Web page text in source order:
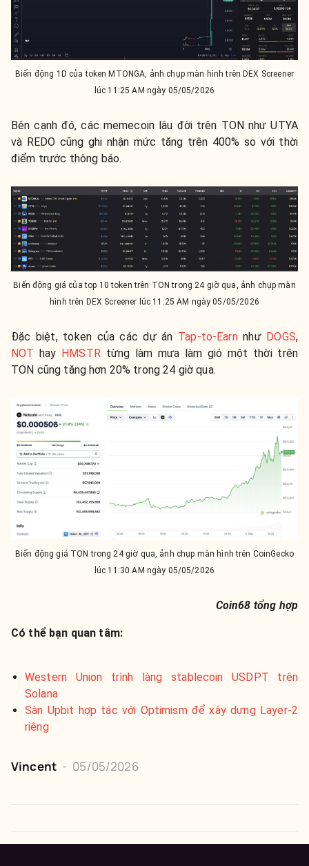
Biến động 1D của token MTONGA, ảnh chụp màn hình trên DEX Screener
lúc 11:25 AM ngày 05/05/2026
Bên cạnh đó, các memecoin lâu đời trên TON như UTYA
và REDO cũng ghi nhận mức tăng trên 400% so với thời
điểm trước thông báo.
Biến động giá của top 10 token trên TON trong 24 giờ qua, ảnh chụp màn
hình trên DEX Screener lúc 11:25 AM ngày 05/05/2026
Đặc biệt, token của các dự án Tap-to-Earnnhư DOGS,
NOT hay HMSTR từng làm mưa làm gió một thời trên
TON cũng tăng hơn 20% trong 24 giờ qua.
Biến động giá TON trong 24 giờ qua, ảnh chụp màn hình trên CoinGecko
lúc 11:30 AM ngày 05/05/2026
Coin68 tổng hợp
Có thể bạn quan tâm:
Western Union trình làng stablecoin USDPT trên
Solana
Sàn Upbit hợp tác với Optimism để xây dựng Layer-2
riêng
Vincent - 05/05/2026